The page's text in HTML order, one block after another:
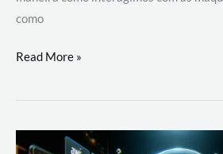
como
Desenvolvimento
um
com
Read More »